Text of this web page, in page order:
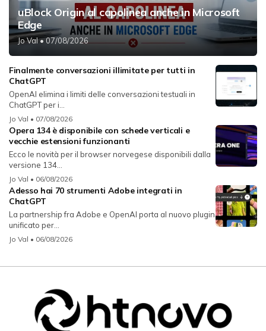
uBlock Origin al capolinea anche in Microsoft
Edge
Jo Val• 07/08/2026
Finalmente conversazioni illimitate per tutti in
ChatGPT
OpenAI elimina i limiti delle conversazioni testuali in
ChatGPT per i...
Jo Val • 07/08/2026
Opera 134 è disponibile con schede verticali e
vecchie estensioni funzionanti
Ecco le novità per il browser norvegese disponibili dalla
versione 134...
Jo Val • 06/08/2026
Adesso hai 70 strumenti Adobe integrati in
ChatGPT
La partnership fra Adobe e OpenAI porta al nuovo plugin
unificato per...
Jo Val • 06/08/2026